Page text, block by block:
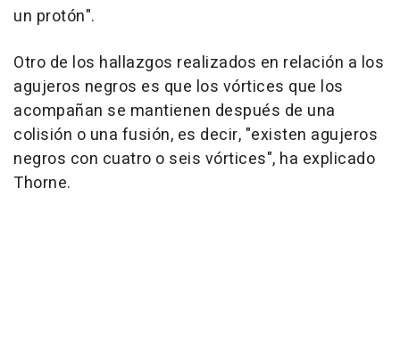
un protón".
Otro de los hallazgos realizados en relación a los
agujeros negros es que los vórtices que los
acompañan se mantienen después de una
colisión o una fusión, es decir, "existen agujeros
negros con cuatro o seis vórtices", ha explicado
Thorne.